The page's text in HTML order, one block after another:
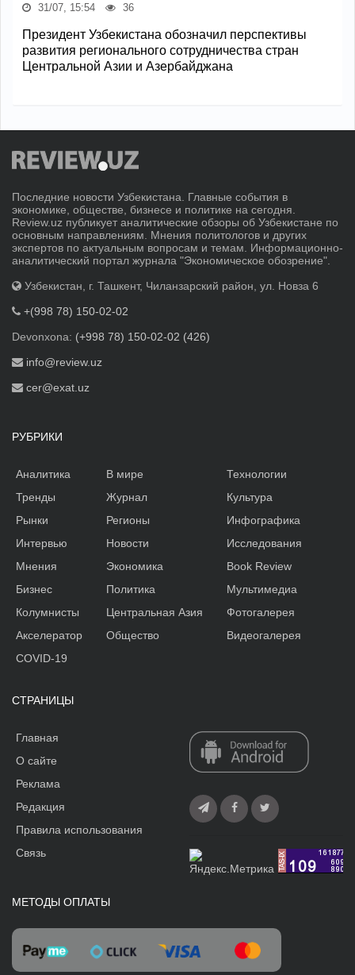
31/07, 15:54 36
Президент Узбекистана обозначил перспективы
развития регионального сотрудничества стран
Центральной Азии и Азербайджана
Последние новости Узбекистана. Главные события в
экономике, обществе, бизнесе и политике на сегодня.
Review.uz публикует аналитические обзоры об Узбекистане по
основным направлениям. Мнения политологов и других
экспертов по актуальным вопросам и темам. Информационно-
аналитический портал журнала "Экономическое обозрение".
Узбекистан, г. Ташкент, Чиланзарский район, ул. Новза 6
+(998 78) 150-02-02
Devonxona: (+998 78) 150-02-02 (426)
info@review.uz
cer@exat.uz
РУБРИКИ
Аналитика
Тренды
Рынки
Интервью
Мнения
Бизнес
Колумнисты
Акселератор
В мире
Журнал
Регионы
Новости
Экономика
Политика
Центральная Азия
Общество
Технологии
Культура
Инфографика
Исследования
Book Review
Мультимедиа
Фотогалерея
Видеогалерея
COVID-19
СТРАНИЦЫ
Главная
О сайте
Реклама
Редакция
Правила использования
Связь
МЕТОДЫ ОПЛАТЫ